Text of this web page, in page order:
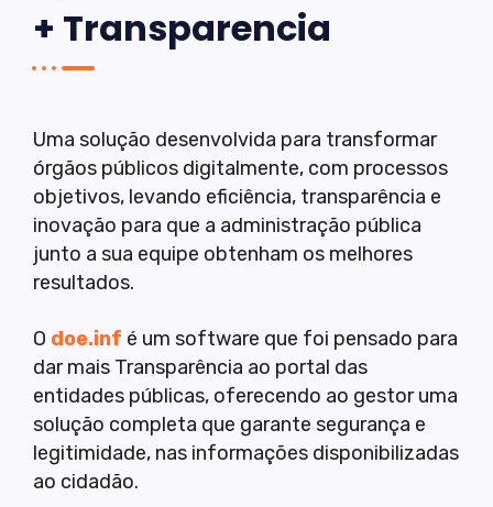
+ Transparencia
Uma solução desenvolvida para transformar
órgãos públicos digitalmente, com processos
objetivos, levando eficiência, transparência e
inovação para que a administração pública
junto a sua equipe obtenham os melhores
resultados.
O doe.inf é um software que foi pensado para
dar mais Transparência ao portal das
entidades públicas, oferecendo ao gestor uma
solução completa que garante segurança e
legitimidade, nas informações disponibilizadas
ao cidadão.